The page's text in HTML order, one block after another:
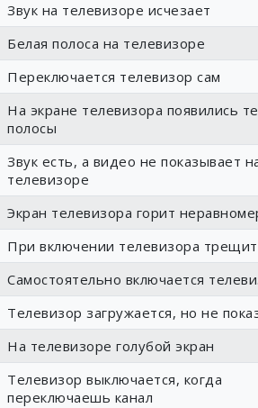
Звук на телевизоре исчезает
Белая полоса на телевизоре
Переключается телевизор сам
На экране телевизора появились
полосы
Звук есть, а видео не показывает
телевизоре
Экран телевизора горит
При включении телевизора трещит
Самостоятельно включается
Телевизор загружается, но не
На телевизоре голубой экран
Телевизор выключается, когда
переключаешь канал